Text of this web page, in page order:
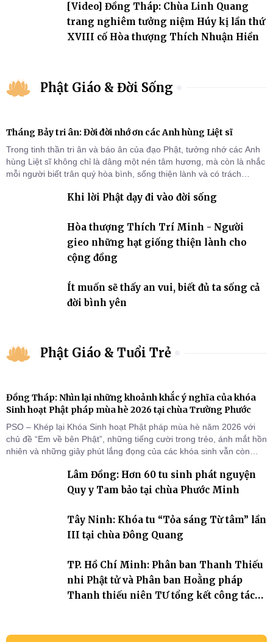
[Video] Đồng Tháp: Chùa Linh Quang
trang nghiêm tưởng niệm Húy kị lần thứ
XVIII cố Hòa thượng Thích Nhuận Hiền
Phật Giáo & Đời Sống
Tháng Bảy tri ân: Đời đời nhớ ơn các Anh hùng Liệt sĩ
Trong tinh thần tri ân và báo ân của đạo Phật, tưởng nhớ các Anh
hùng Liệt sĩ không chỉ là dâng một nén tâm hương, mà còn là nhắc
mỗi người biết trân quý hòa bình, sống thiện lành và có trách
Khi lời Phật dạy đi vào đời sống
Hòa thượng Thích Trí Minh - Người
gieo những hạt giống thiện lành cho
cộng đồng
Ít muốn sẽ thấy an vui, biết đủ ta sống cả
đời bình yên
Phật Giáo & Tuổi Trẻ
Đồng Tháp: Nhìn lại những khoảnh khắc ý nghĩa của khóa
Sinh hoạt Phật pháp mùa hè 2026 tại chùa Trường Phước
PSO – Khép lại Khóa Sinh hoạt Phật pháp mùa hè năm 2026 với
chủ đề “Em về bên Phật”, những tiếng cười trong trẻo, ánh mắt hồn
nhiên và những giây phút lắng đọng của các khóa sinh vẫn còn
Tháp). Những tuần tu học ngắn ngủi nhưng đã trở thành hành
trang quý báu, gieo những hạt giống thiện l
Lâm Đồng: Hơn 60 tu sinh phát nguyện
Quy y Tam bảo tại chùa Phước Minh
Tây Ninh: Khóa tu “Tỏa sáng Từ tâm” lần
III tại chùa Đông Quang
TP. Hồ Chí Minh: Phân ban Thanh Thiếu
nhi Phật tử và Phân ban Hoằng pháp
Thanh thiếu niên TƯ tổng kết công tác